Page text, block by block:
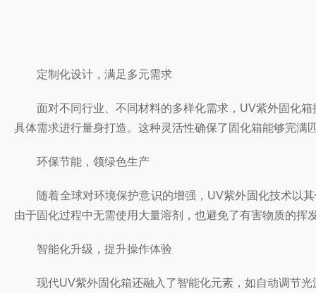
定制化设计，满足多元需求
面对不同行业、不同材料的多样化需求，UV紫外固化箱
具体需求进行量身打造。这种灵活性确保了固化箱能够完
环保节能，领绿色生产
随着全球对环境保护意识的增强，UV紫外固化技术以其
由于固化过程中无需使用大量溶剂，也避免了有害物质的挥
智能化升级，提升操作体验
现代UV紫外固化箱还融入了智能化元素，如自动调节光